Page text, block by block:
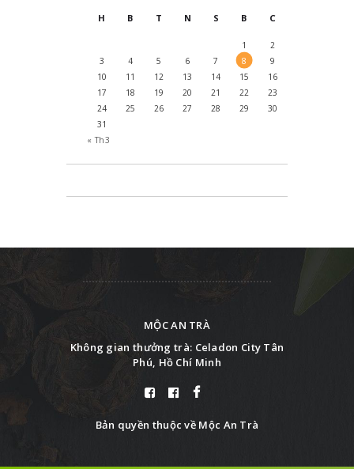
H B T N S B C
« Th3
1
2
3
4 5 6 7 8
9
10
11 12 13 14 15
16
17
18 19 20 21 22
23
24
25 26 27 28 29
30
31
MỘC AN TRÀ
Không gian thưởng trà: Celadon City Tân
Phú, Hồ Chí Minh
Bản quyền thuộc về Mộc An Trà